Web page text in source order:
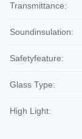
Transmittance:
Soundinsulation:
Safetyfeature:
Glass Type:
High Light: